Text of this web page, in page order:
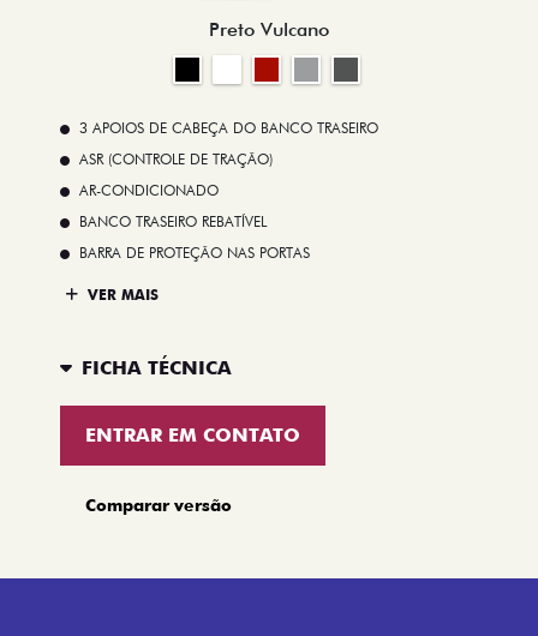
Preto Vulcano
3 APOIOS DE CABEÇA DO BANCO TRASEIRO
ASR (CONTROLE DE TRAÇÃO)
AR-CONDICIONADO
BANCO TRASEIRO REBATÍVEL
BARRA DE PROTEÇÃO NAS PORTAS
VER MAIS
FICHA TÉCNICA
ENTRAR EM CONTATO
Comparar versão